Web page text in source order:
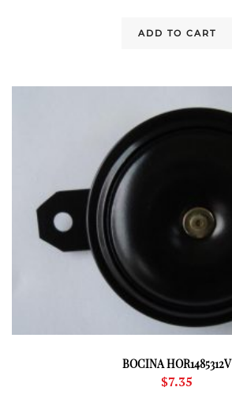
ADD TO CART
BOCINA HOR1485312V
$7.35